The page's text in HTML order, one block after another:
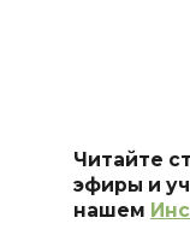
Читайте
эфиры и
нашем